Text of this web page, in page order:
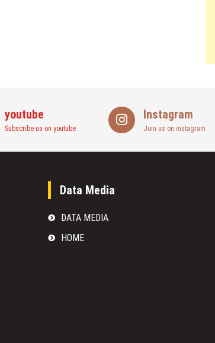
youtube
Subscribe us on youtube
Instagram
Join us on instagram
Data Media
DATA MEDIA
HOME